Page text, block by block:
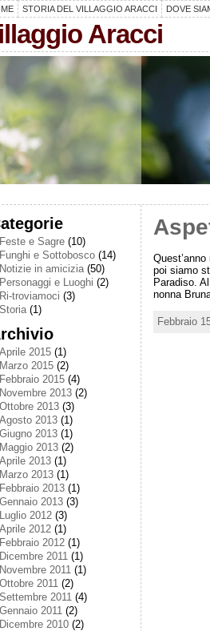
STORIA DEL VILLAGGIO ARACCI DOVE
Aracci
Feste e Sagre (10)
Funghi e Sottobosco (14)
Notizie in amicizia(50)
Personaggi e Luoghi (2)
Ri-troviamoci (3)
Storia(1)
Aprile 2015 (1)
Marzo 2015 (2)
Febbraio 2015 (4)
Novembre 2013 (2)
Ottobre 2013 (3)
Agosto 2013 (1)
Giugno 2013 (1)
Maggio 2013 (2)
Aprile 2013 (1)
Marzo 2013 (1)
Febbraio 2013 (1)
Gennaio 2013 (3)
Luglio 2012 (3)
Aprile 2012 (1)
Febbraio 2012 (1)
Dicembre 2011 (1)
Novembre 2011 (1)
Ottobre 2011 (2)
Settembre 2011 (4)
Gennaio 2011 (2)
Dicembre 2010 (2)
poi siamo
Paradiso.
nonna
Febbraio